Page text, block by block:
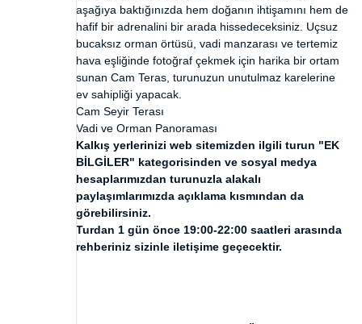
aşağıya baktığınızda hem doğanın ihtişamını hem de
hafif bir adrenalini bir arada hissedeceksiniz. Uçsuz
bucaksız orman örtüsü, vadi manzarası ve tertemiz
hava eşliğinde fotoğraf çekmek için harika bir ortam
sunan Cam Teras, turunuzun unutulmaz karelerine
ev sahipliği yapacak.
Cam Seyir Terası
Vadi ve Orman Panoraması
Kalkış yerlerinizi web sitemizden ilgili turun "EK
BİLGİLER" kategorisinden ve sosyal medya
hesaplarımızdan turunuzla alakalı
paylaşımlarımızda açıklama kısmından da
görebilirsiniz.
Turdan 1 gün önce 19:00-22:00 saatleri arasında
rehberiniz sizinle iletişime geçecektir.